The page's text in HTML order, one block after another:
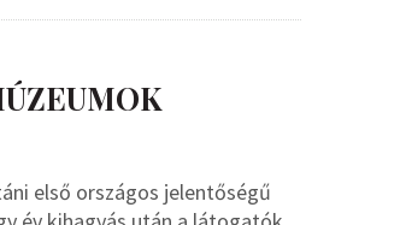
első országos jelentőségű